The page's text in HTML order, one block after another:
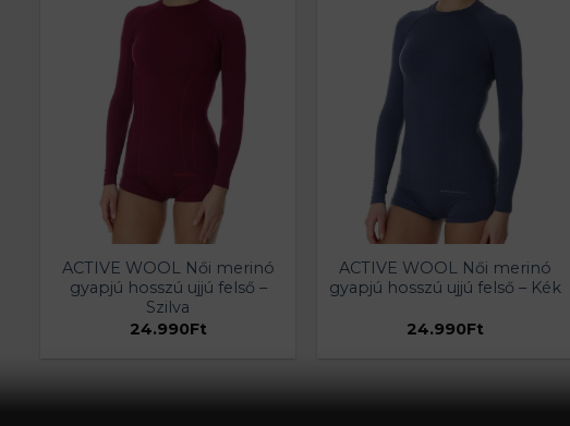
ACTIVE WOOL Női merinó
gyapjú hosszú ujjú felső –
Szilva
24.990Ft
ACTIVE WOOL Női merinó
gyapjú hosszú ujjú felső – Kék
24.990Ft